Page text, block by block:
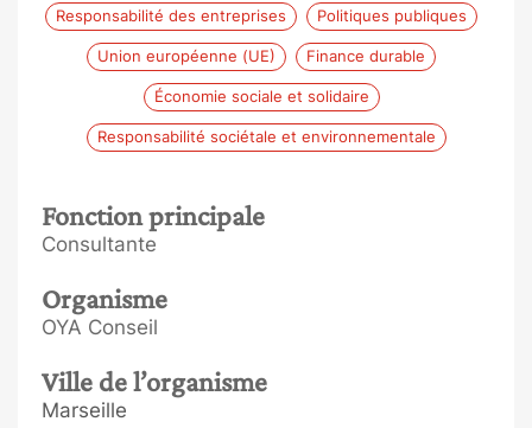
Responsabilité des entreprises Politiques publiques
Union européenne (UE) Finance durable
Économie sociale et solidaire
Responsabilité sociétale et environnementale
Fonction principale
Consultante
Organisme
OYA Conseil
Ville de l’organisme
Marseille